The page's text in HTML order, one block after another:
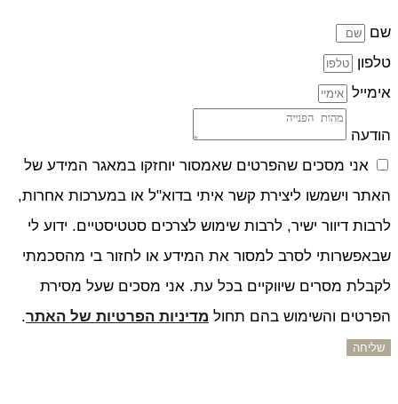
שם
טלפון
אימייל
הודעה
אני מסכים שהפרטים שאמסור יוחזקו במאגר המידע של
האתר וישמשו ליצירת קשר איתי בדוא"ל או במערכות אחרות,
לרבות דיוור ישיר, לרבות שימוש לצרכים סטטיסטיים. ידוע לי
שבאפשרותי לסרב למסור את המידע או לחזור בי מהסכמתי
לקבלת מסרים שיווקיים בכל עת. אני מסכים שעל מסירת
הפרטים והשימוש בהם תחול מדיניות הפרטיות של האתר.
שליחה